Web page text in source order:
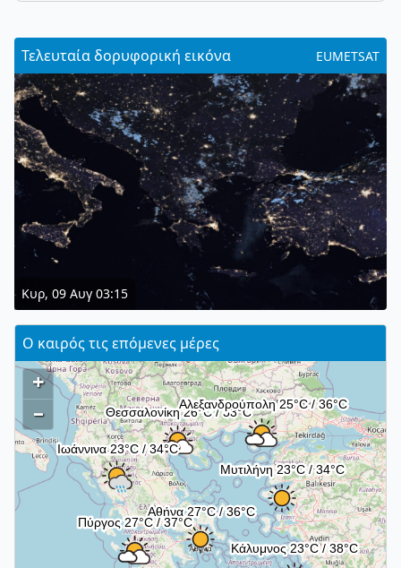
Τελευταία δορυφορική εικόνα EUMETSAT
Κυρ, 09 Αυγ 03:15
Ο καιρός τις επόμενες μέρες
+
–